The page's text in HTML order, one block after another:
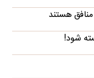
هستند
شود!